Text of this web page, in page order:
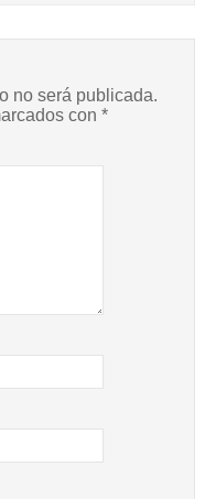
no será publicada.
con *